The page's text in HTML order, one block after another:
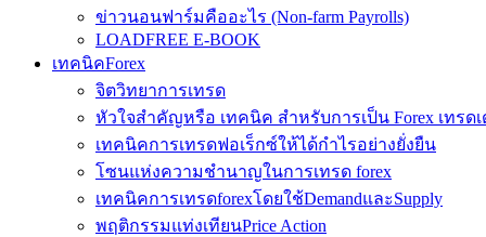
ข่าวนอนฟาร์มคืออะไร (Non-farm Payrolls)
LOADFREE E-BOOK
เทคนิคForex
จิตวิทยาการเทรด
หัวใจสำคัญหรือ เทคนิค สำหรับการเป็น Forex เทรดเ
เทคนิคการเทรดฟอเร็กซ์ให้ได้กำไรอย่างยั่งยืน
โซนแห่งความชำนาญในการเทรด forex
เทคนิคการเทรดforexโดยใช้DemandและSupply
พฤติกรรมแท่งเทียนPrice Action